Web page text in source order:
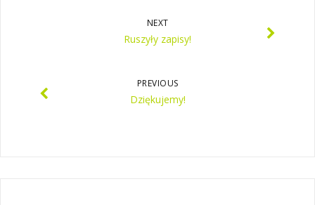
NEXT
Ruszyły zapisy!
PREVIOUS
Dziękujemy!